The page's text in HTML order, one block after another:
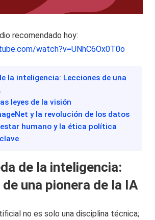
recomendado hoy:
watch?v=UNhC6Ox0T0o
la inteligencia: Lecciones de una
leyes de la visión
y la revolución de los datos
humano y la ética política
de la inteligencia:
una pionera de la IA
no es solo una disciplina técnica;